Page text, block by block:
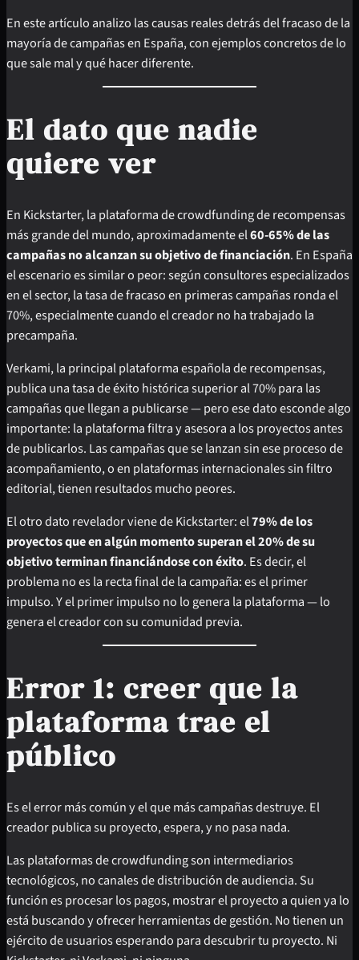
En este artículo analizo las causas reales detrás del fracaso de la
mayoría de campañas en España, con ejemplos concretos de lo
que sale mal y qué hacer diferente.
El dato que nadie
quiere ver
En Kickstarter, la plataforma de crowdfunding de recompensas
más grande del mundo, aproximadamente el60-65% de las
campañas no alcanzan su objetivo de financiación. En España
el escenario es similar o peor: según consultores especializados
en el sector, la tasa de fracaso en primeras campañas ronda el
70%, especialmente cuando el creador no ha trabajado la
precampaña.
Verkami, la principal plataforma española de recompensas,
publica una tasa de éxito histórica superior al 70% para las
campañas que llegan a publicarse — pero ese dato esconde algo
importante: la plataforma filtra y asesora a los proyectos antes
de publicarlos. Las campañas que se lanzan sin ese proceso de
acompañamiento, o en plataformas internacionales sin filtro
editorial, tienen resultados mucho peores.
El otro dato revelador viene de Kickstarter: el79% de los
proyectos que en algún momento superan el 20% de su
objetivo terminan financiándose con éxito. Es decir, el
problema no es la recta final de la campaña: es el primer
impulso. Y el primer impulso no lo genera la plataforma — lo
genera el creador con su comunidad previa.
Error 1: creer que la
plataforma trae el
público
Es el error más común y el que más campañas destruye. El
creador publica su proyecto, espera, y no pasa nada.
Las plataformas de crowdfunding son intermediarios
tecnológicos, no canales de distribución de audiencia. Su
función es procesar los pagos, mostrar el proyecto a quien ya lo
está buscando y ofrecer herramientas de gestión. No tienen un
ejército de usuarios esperando para descubrir tu proyecto. Ni